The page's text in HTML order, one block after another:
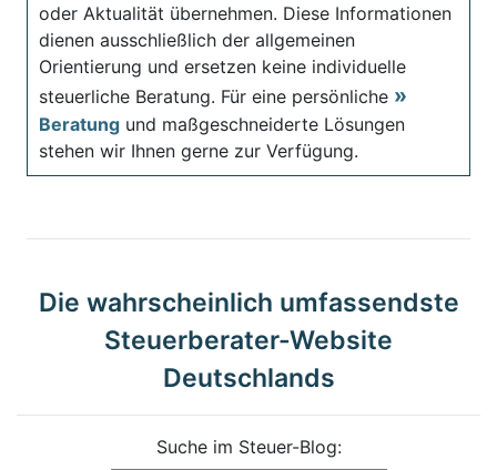
oder Aktualität übernehmen. Diese Informationen
dienen ausschließlich der allgemeinen
Orientierung und ersetzen keine individuelle
steuerliche Beratung. Für eine persönliche
Beratung und maßgeschneiderte Lösungen
stehen wir Ihnen gerne zur Verfügung.
Die wahrscheinlich umfassendste
Steuerberater-Website
Deutschlands
Suche im Steuer-Blog: